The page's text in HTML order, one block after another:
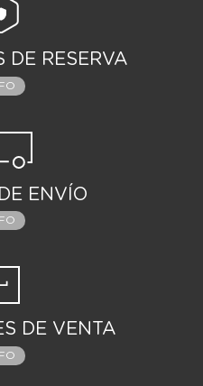
DE RESERVA
ENVÍO
DE VENTA